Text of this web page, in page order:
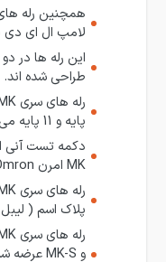
لامپ ال ای دی
طراحی شده اند.
پایه و 11 پایه می باشند.
دکمه تست آنی
MK امرن Omron است.
پلاک اسم ( لیبل